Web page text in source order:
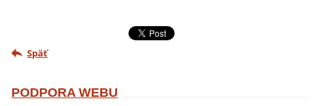
Späť
PODPORA WEBU